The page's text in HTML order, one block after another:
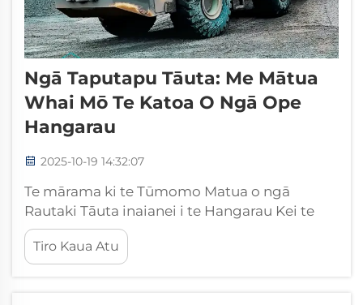
Ngā Taputapu Tāuta: Me Mātua
Whai Mō Te Katoa O Ngā Ope
Hangarau
2025-10-19 14:32:07
Te mārama ki te Tūmomo Matua o ngā
Rautaki Tāuta inaianei i te Hangarau Kei te
haere tonu te whanaketanga o te ao
hangarau i tētahi tere marino, ā, kei te heart o
tēnei whanaketanga ko ngā taputapu tāuta -
Tiro Kaua Atu